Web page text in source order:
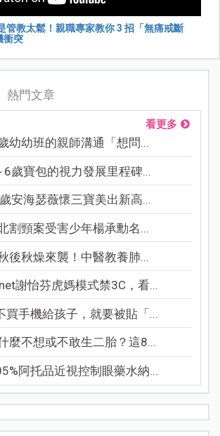
管教太鬆！親職專家教你 3 招「無痛戒斷
衝突
熱門文章
看更多
幼幼班的親師溝通「想問...
6歲寶包的視力發展里程碑...
安海瑟薇懷三寶美出新高...
割頸案受害少年楊承勳名...
後秋燥來襲！中醫教養肺...
謝怡芬虎媽模式禁3C，看...
買手機給孩子，就要被貼「...
麼不想或不敢生二胎？這8...
阿托品近視控制眼藥水納...